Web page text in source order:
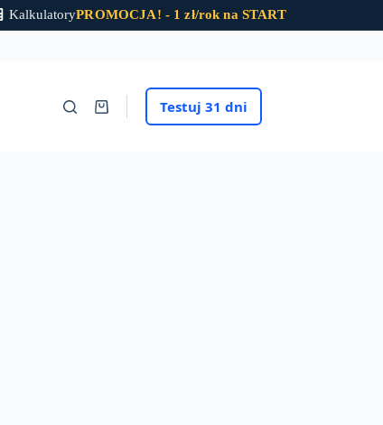
KalkulatoryPROMOCJA! - 1 zł/rok na START
Koszyk Testuj 31 dni